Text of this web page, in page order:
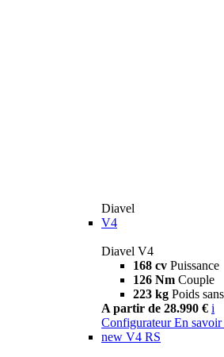
Diavel
V4
Diavel V4
168 cv Puissance
126 Nm Couple
223 kg Poids
A partir de 28.990 € i
Configurateur En savoir
new V4 RS